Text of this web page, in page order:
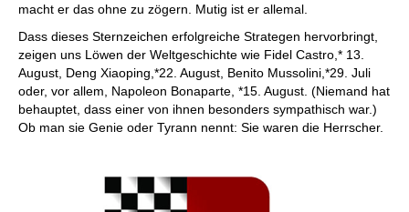
macht er das ohne zu zögern. Mutig ist er allemal.
Dass dieses Sternzeichen erfolgreiche Strategen hervorbringt,
zeigen uns Löwen der Weltgeschichte wie Fidel Castro,* 13.
August, Deng Xiaoping,*22. August, Benito Mussolini,*29. Juli
oder, vor allem, Napoleon Bonaparte, *15. August. (Niemand hat
behauptet, dass einer von ihnen besonders sympathisch war.)
Ob man sie Genie oder Tyrann nennt: Sie waren die Herrscher.